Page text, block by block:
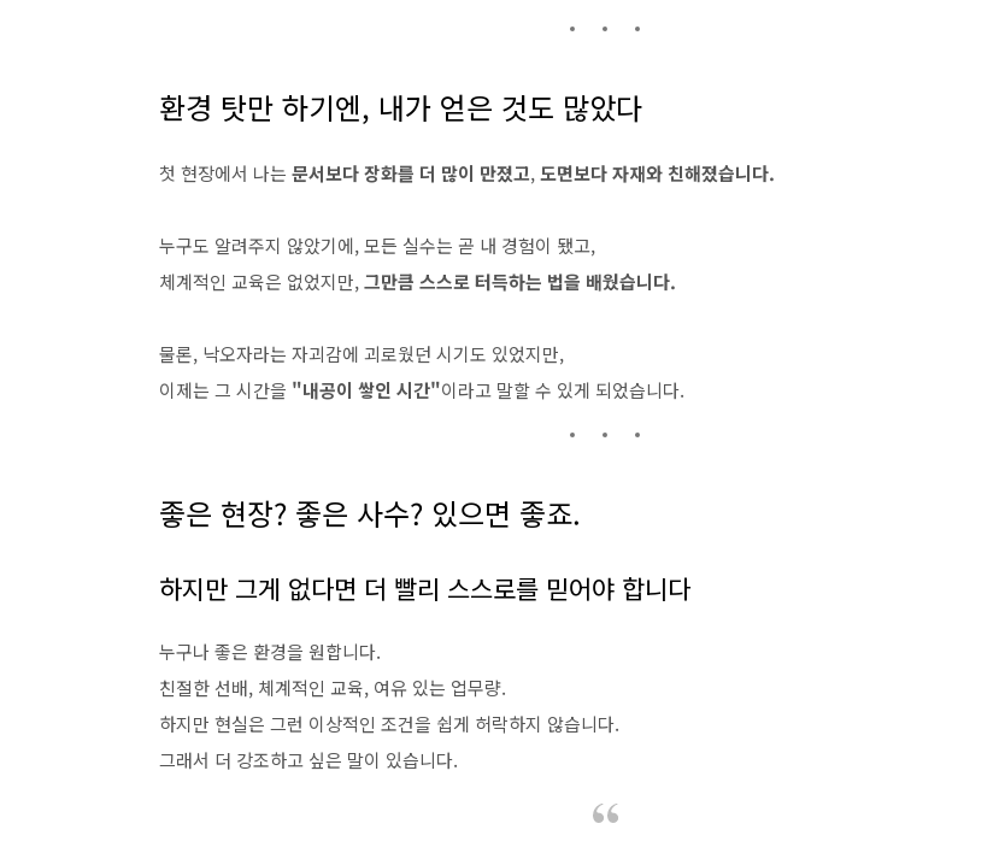
환경 탓만 하기엔, 내가 얻은 것도 많았다
첫 현장에서 나는 문서보다 장화를 더 많이 만졌고,도면보다 자재와 친해졌습니다.
누구도 알려주지 않았기에, 모든 실수는 곧 내 경험이 됐고,
체계적인 교육은 없었지만,그만큼 스스로 터득하는 법을 배웠습니다.
물론, 낙오자라는 자괴감에 괴로웠던 시기도 있었지만,
이제는 그 시간을 "내공이 쌓인 시간"이라고 말할 수 있게 되었습니다.
좋은 현장? 좋은 사수? 있으면 좋죠.
하지만 그게 없다면 더 빨리 스스로를 믿어야 합니다
누구나 좋은 환경을 원합니다.
친절한 선배, 체계적인 교육, 여유 있는 업무량.
하지만 현실은 그런 이상적인 조건을 쉽게 허락하지 않습니다.
그래서 더 강조하고 싶은 말이 있습니다.